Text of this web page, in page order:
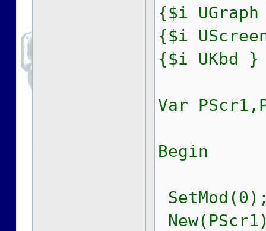
{$i
{$i
{$i UKbd }
Var
Begin